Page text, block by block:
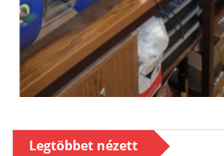
Legtöbbet nézett